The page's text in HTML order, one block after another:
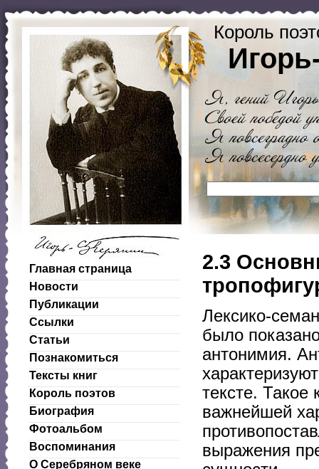
Король
Главная страница
Новости
Публикации
Ссылки
Статьи
Познакомиться
Тексты книг
Король поэтов
Биография
Фотоальбом
Воспоминания
О Серебряном веке
2.3
Лексико-
было
антонимия.
тексте. Такое
важнейшей
выражения